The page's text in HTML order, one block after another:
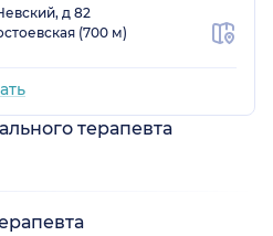
д 82
(700 м)
терапевта